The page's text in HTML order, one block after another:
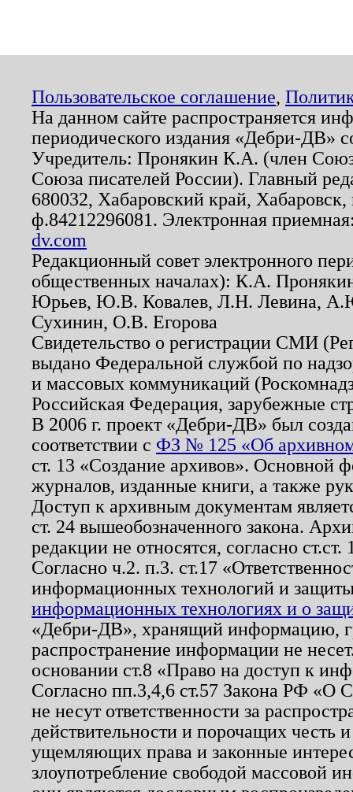
Пользовательское соглашение,
На данном сайте распространяется
периодического издания «Дебри-ДВ»
Учредитель: Пронякин К.А. (член
Союза писателей России). Главный
680032, Хабаровский край,
ф.84212296081. Электронная
dv.com
Редакционный совет электронного
общественных началах): К.А.
Юрьев, Ю.В. Ковалев, Л.Н. Левина,
Сухинин, О.В. Егорова
Свидетельство о регистрации СМИ
выдано Федеральной службой по
и массовых коммуникаций
Российская Федерация, зарубежные
В 2006 г. проект «Дебри-ДВ» был
соответствии с ФЗ № 125 «Об
ст. 13 «Создание архивов». Основной
журналов, изданные книги, а также
Доступ к архивным документам
ст. 24 вышеобозначенного закона.
редакции не относятся, согласно
Согласно ч.2. п.3. ст.17
информационных технологий и
информационных технологиях и о
«Дебри-ДВ», хранящий информацию,
распространение информации не
основании ст.8 «Право на доступ к
Согласно пп.3,4,6 ст.57 Закона РФ «О
не несут ответственности за
действительности и порочащих честь
ущемляющих права и законные
злоупотребление свободой массовой